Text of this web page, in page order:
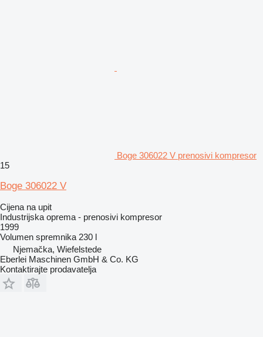
Boge 306022 V prenosivi kompresor
15
Boge 306022 V
Cijena na upit
Industrijska oprema - prenosivi kompresor
1999
Volumen spremnika 230 l
Njemačka, Wiefelstede
Eberlei Maschinen GmbH & Co. KG
Kontaktirajte prodavatelja